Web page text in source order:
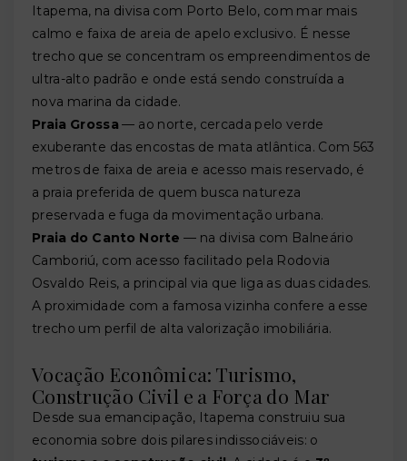
Itapema, na divisa com Porto Belo, com mar mais
calmo e faixa de areia de apelo exclusivo. É nesse
trecho que se concentram os empreendimentos de
ultra-alto padrão e onde está sendo construída a
nova marina da cidade.
Praia Grossa — ao norte, cercada pelo verde
exuberante das encostas de mata atlântica. Com 563
metros de faixa de areia e acesso mais reservado, é
a praia preferida de quem busca natureza
preservada e fuga da movimentação urbana.
Praia do Canto Norte — na divisa com Balneário
Camboriú, com acesso facilitado pela Rodovia
Osvaldo Reis, a principal via que liga as duas cidades.
A proximidade com a famosa vizinha confere a esse
trecho um perfil de alta valorização imobiliária.
Vocação Econômica: Turismo,
Construção Civil e a Força do Mar
Desde sua emancipação, Itapema construiu sua
economia sobre dois pilares indissociáveis: o